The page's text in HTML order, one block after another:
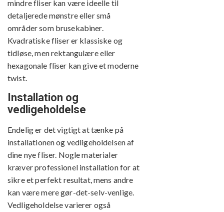
mindre fliser kan være ideelle til
detaljerede mønstre eller små
områder som brusekabiner.
Kvadratiske fliser er klassiske og
tidløse, men rektangulære eller
hexagonale fliser kan give et moderne
twist.
Installation og
vedligeholdelse
Endelig er det vigtigt at tænke på
installationen og vedligeholdelsen af
dine nye fliser. Nogle materialer
kræver professionel installation for at
sikre et perfekt resultat, mens andre
kan være mere gør-det-selv-venlige.
Vedligeholdelse varierer også